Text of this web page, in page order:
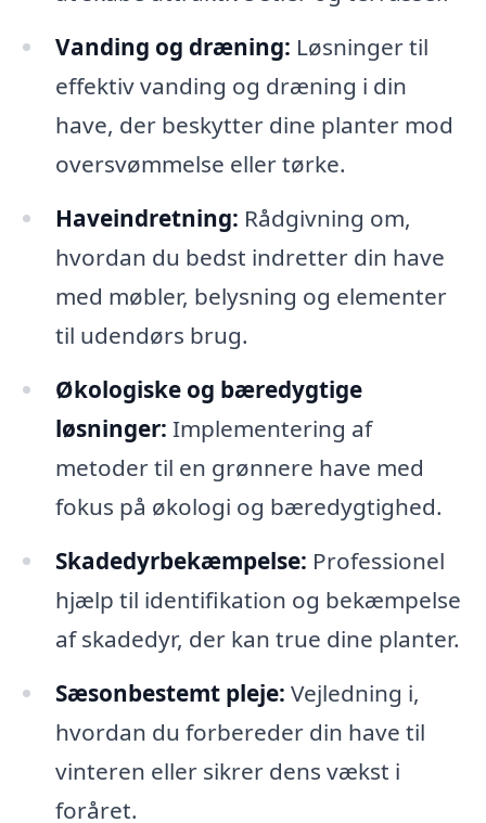
Vanding og dræning: Løsninger til
effektiv vanding og dræning i din
have, der beskytter dine planter mod
oversvømmelse eller tørke.
Haveindretning: Rådgivning om,
hvordan du bedst indretter din have
med møbler, belysning og elementer
til udendørs brug.
Økologiske og bæredygtige
løsninger: Implementering af
metoder til en grønnere have med
fokus på økologi og bæredygtighed.
Skadedyrbekæmpelse: Professionel
hjælp til identifikation og bekæmpelse
af skadedyr, der kan true dine planter.
Sæsonbestemt pleje: Vejledning i,
hvordan du forbereder din have til
vinteren eller sikrer dens vækst i
foråret.